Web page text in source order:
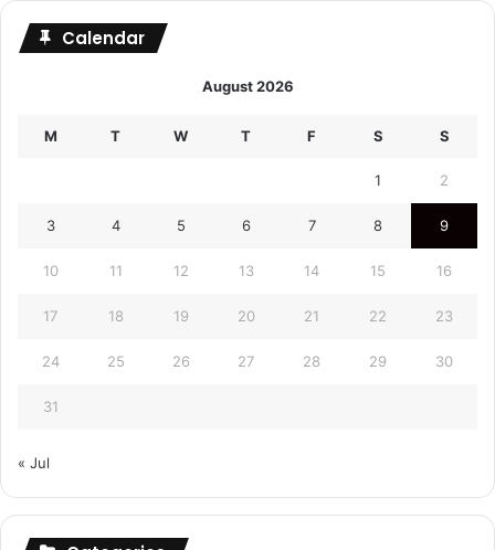
Calendar
August 2026
M T W T F S S
1 2
3 4 5 6 7 8 9
10 11 12 13 14 15 16
17 18 19 20 21 22 23
24 25 26 27 28 29 30
31
« Jul